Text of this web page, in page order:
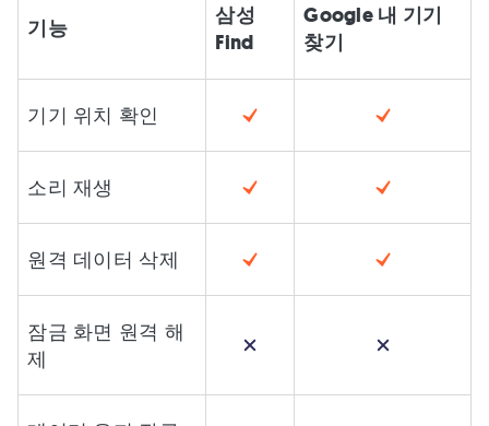
기능
삼성
Find
Google 내 기기
찾기
기기 위치 확인
소리 재생
원격 데이터 삭제
잠금 화면 원격 해
제